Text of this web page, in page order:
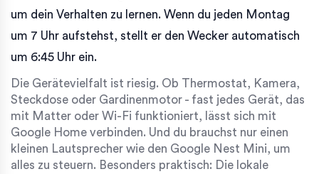
um dein Verhalten zu lernen. Wenn du jeden Montag
um 7 Uhr aufstehst, stellt er den Wecker automatisch
um 6:45 Uhr ein.
Die Gerätevielfalt ist riesig. Ob Thermostat, Kamera,
Steckdose oder Gardinenmotor - fast jedes Gerät, das
mit Matter oder Wi-Fi funktioniert, lässt sich mit
Google Home verbinden. Und du brauchst nur einen
kleinen Lautsprecher wie den Google Nest Mini, um
alles zu steuern. Besonders praktisch: Die lokale